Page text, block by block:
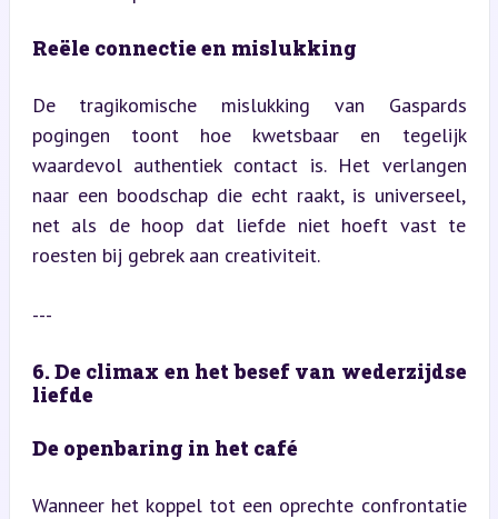
Reële connectie en mislukking
De tragikomische mislukking van Gaspards
pogingen toont hoe kwetsbaar en tegelijk
waardevol authentiek contact is. Het verlangen
naar een boodschap die echt raakt, is universeel,
net als de hoop dat liefde niet hoeft vast te
roesten bij gebrek aan creativiteit.
---
6. De climax en het besef van wederzijdse
liefde
De openbaring in het café
Wanneer het koppel tot een oprechte confrontatie